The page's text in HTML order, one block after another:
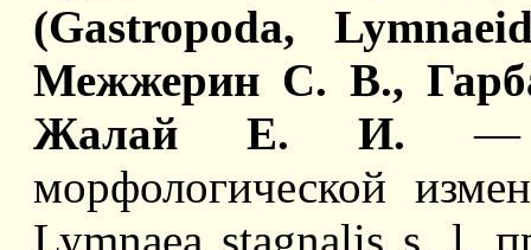
(Gastropoda,
Межжерин С. В.,
Жалай Е. И. —
морфологической